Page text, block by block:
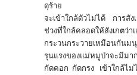
ดุร้าย
จะเข้าใกล้ตัวไม่ได้ การสัง
ช่วงที่ใกล้คลอดให้สังเกตว่
กระวนกระวายเหมือนกัน
รุนแรงของแม่หมูป่าจะมีมา
กัดคอก กัดกรง เข้าใกล้ไม่